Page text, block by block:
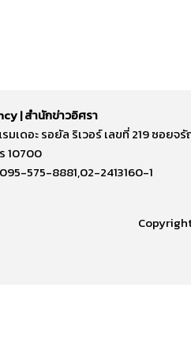
| สำนักข่าวอิศรา
รมเดอะ รอยัล ริเวอร์ เลขที่ 219 ซอ
10700
575-8881,02-2413160-1